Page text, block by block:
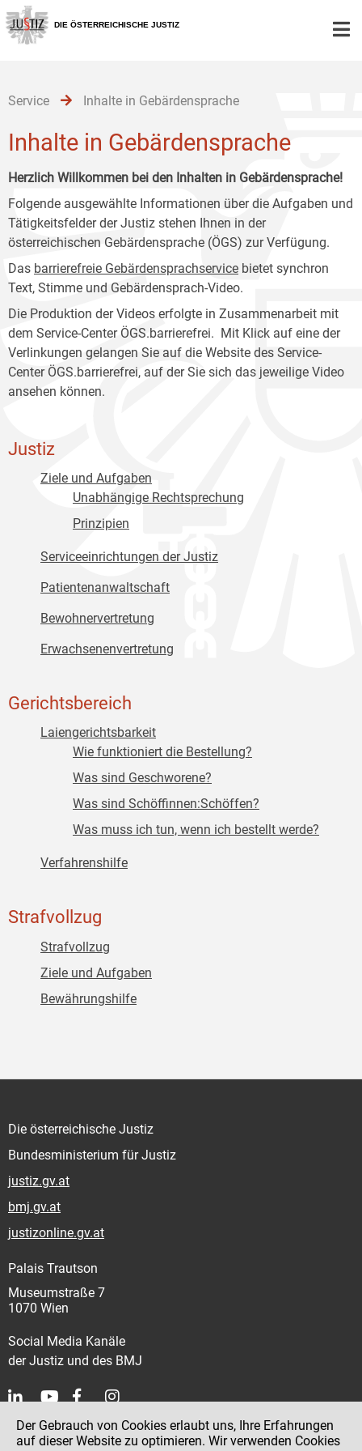
Zur
Hauptnavigation
[1]
Zum
Inhalt
[2]
Zum
Untermenü
[3]
DIE ÖSTERREICHISCHE JUSTIZ
Service Inhalte in Gebärdensprache
Inhalte in Gebärdensprache
Herzlich Willkommen bei den Inhalten in Gebärdensprache!
Folgende ausgewählte Informationen über die Aufgaben und
Tätigkeitsfelder der Justiz stehen Ihnen in der
österreichischen Gebärdensprache (ÖGS) zur Verfügung.
Das barrierefreie Gebärdensprachservice bietet synchron
Text, Stimme und Gebärdensprach-Video.
Die Produktion der Videos erfolgte in Zusammenarbeit mit
dem Service-Center ÖGS.barrierefrei. Mit Klick auf eine der
Verlinkungen gelangen Sie auf die Website des Service-
Center ÖGS.barrierefrei, auf der Sie sich das jeweilige Video
ansehen können.
Justiz
Ziele und Aufgaben
Unabhängige Rechtsprechung
Prinzipien
Serviceeinrichtungen der Justiz
Patientenanwaltschaft
Bewohnervertretung
Erwachsenenvertretung
Gerichtsbereich
Laiengerichtsbarkeit
Wie funktioniert die Bestellung?
Was sind Geschworene?
Was sind Schöffinnen:Schöffen?
Was muss ich tun, wenn ich bestellt werde?
Verfahrenshilfe
Strafvollzug
Strafvollzug
Ziele und Aufgaben
Bewährungshilfe
Die österreichische Justiz
Bundesministerium für Justiz
justiz.gv.at
bmj.gv.at
justizonline.gv.at
Palais Trautson
Museumstraße 7
1070 Wien
Social Media Kanäle
der Justiz und des BMJ
Kontakt
Der Gebrauch von Cookies erlaubt uns, Ihre Erfahrungen
auf dieser Website zu optimieren. Wir verwenden Cookies